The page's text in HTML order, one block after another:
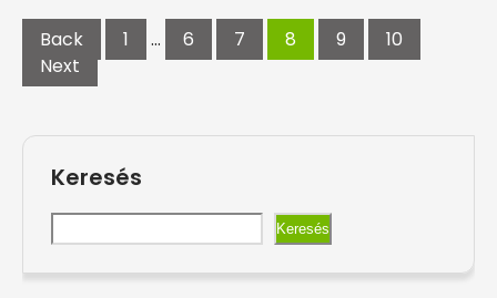
lapozása
Back 1 … 6 7 8 9
10
Next
Keresés
Keresés